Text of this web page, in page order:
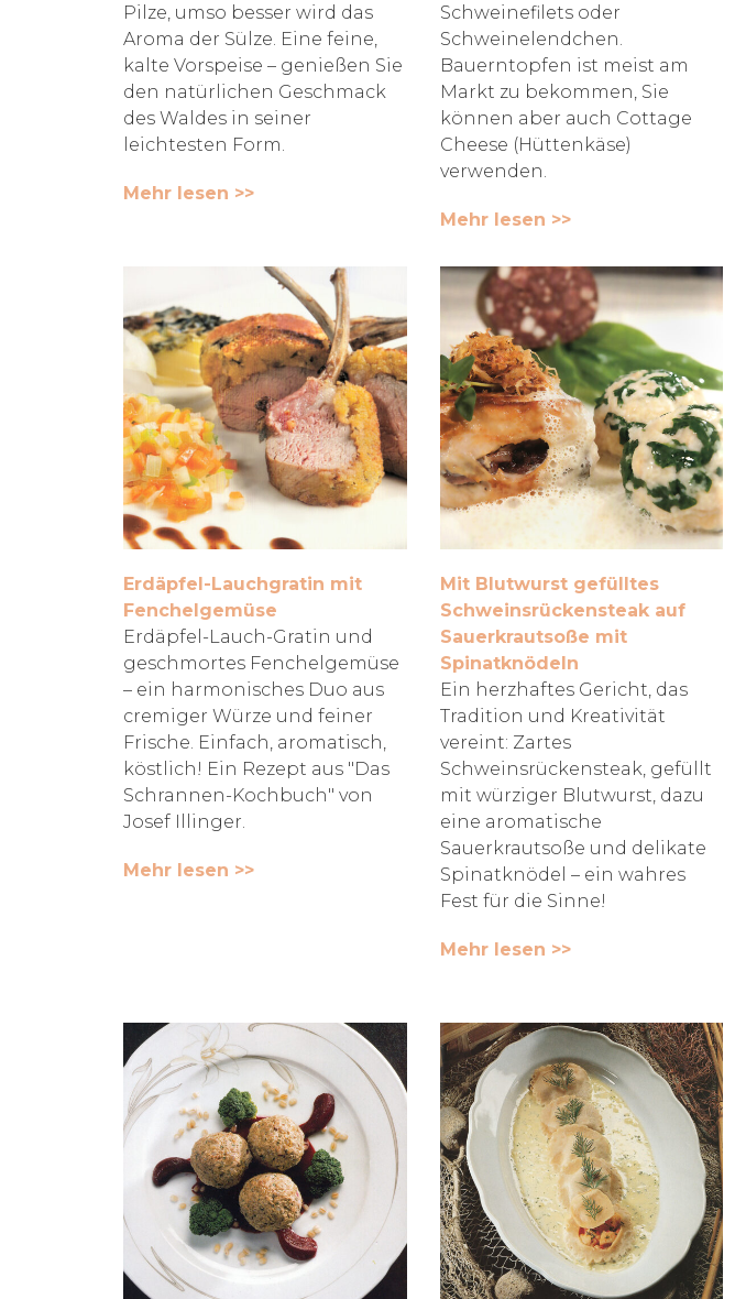
Pilze, umso besser wird das
Aroma der Sülze. Eine feine,
kalte Vorspeise – genießen Sie
den natürlichen Geschmack
des Waldes in seiner
leichtesten Form.
Mehr lesen >>
Schweinefilets oder
Schweinelendchen.
Bauerntopfen ist meist am
Markt zu bekommen, Sie
können aber auch Cottage
Cheese (Hüttenkäse)
verwenden.
Mehr lesen >>
Erdäpfel-Lauchgratin mit
Fenchelgemüse
Erdäpfel-Lauch-Gratin und
geschmortes Fenchelgemüse
– ein harmonisches Duo aus
cremiger Würze und feiner
Frische. Einfach, aromatisch,
köstlich! Ein Rezept aus "Das
Schrannen-Kochbuch" von
Josef Illinger.
Mehr lesen >>
Mit Blutwurst gefülltes
Schweinsrückensteak auf
Sauerkrautsoße mit
Spinatknödeln
Ein herzhaftes Gericht, das
Tradition und Kreativität
vereint: Zartes
Schweinsrückensteak, gefüllt
mit würziger Blutwurst, dazu
eine aromatische
Sauerkrautsoße und delikate
Spinatknödel – ein wahres
Fest für die Sinne!
Mehr lesen >>